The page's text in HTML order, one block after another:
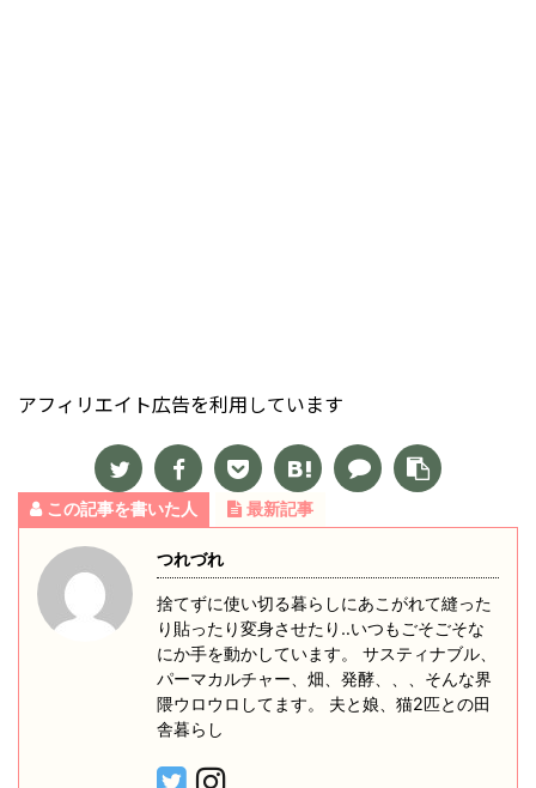
アフィリエイト広告を利用しています
この記事を書いた人 最新記事
つれづれ
捨てずに使い切る暮らしにあこがれて縫った
り貼ったり変身させたり‥いつもごそごそな
にか手を動かしています。 サスティナブル、
パーマカルチャー、畑、発酵、、、そんな界
隈ウロウロしてます。 夫と娘、猫2匹との田
舎暮らし